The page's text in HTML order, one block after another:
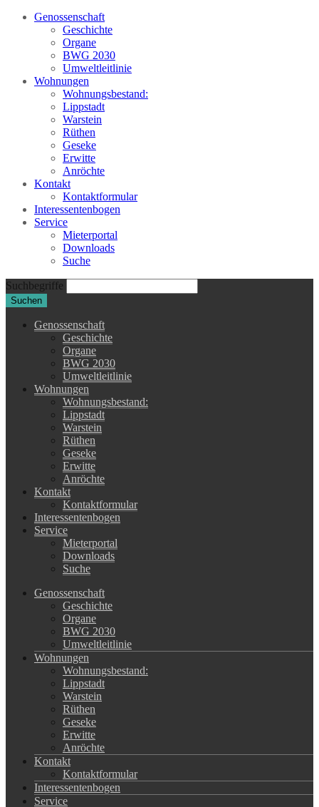
Genossenschaft
Geschichte
Organe
BWG 2030
Umweltleitlinie
Wohnungen
Wohnungsbestand:
Lippstadt
Warstein
Rüthen
Geseke
Erwitte
Anröchte
Kontakt
Kontaktformular
Interessentenbogen
Service
Mieterportal
Downloads
Suche
Suchbegriffe
Suchen
Genossenschaft
Geschichte
Organe
BWG 2030
Umweltleitlinie
Wohnungen
Wohnungsbestand:
Lippstadt
Warstein
Rüthen
Geseke
Erwitte
Anröchte
Kontakt
Kontaktformular
Interessentenbogen
Service
Mieterportal
Downloads
Suche
Genossenschaft
Geschichte
Organe
BWG 2030
Umweltleitlinie
Wohnungen
Wohnungsbestand:
Lippstadt
Warstein
Rüthen
Geseke
Erwitte
Anröchte
Kontakt
Kontaktformular
Interessentenbogen
Service